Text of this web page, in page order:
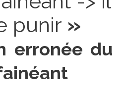
punir »
erronée du